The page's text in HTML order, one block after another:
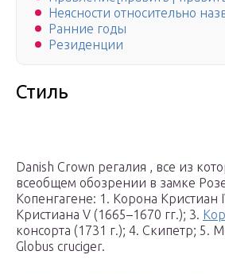
Неясности относительно
Ранние годы
Резиденции
Стиль
Danish Crown регалия , все из
всеобщем обозрении в замке
Копенгагене: 1. Корона Кристиан
Кристиана V (1665–1670 гг.); 3.
консорта (1731 г.); 4. Скипетр; 5.
Globus cruciger.